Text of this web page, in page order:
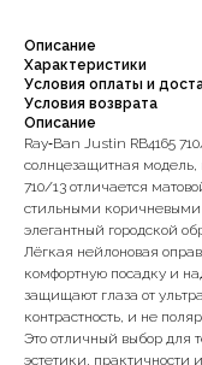
Описание
Характеристики
Условия оплаты и
Условия возврата
Описание
Ray‑Ban Justin RB4165
солнцезащитная
710/13 отличается
стильными
элегантный городской
Лёгкая нейлоновая
комфортную посадку и
защищают глаза от
контрастность, и не
Это отличный выбор для
эстетики, практичности